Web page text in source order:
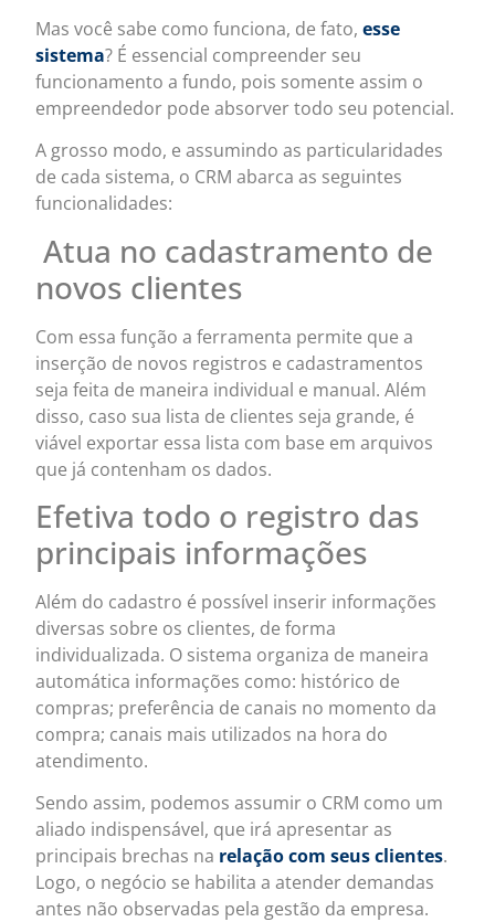
Mas você sabe como funciona, de fato,esse
sistema? É essencial compreender seu
funcionamento a fundo, pois somente assim o
empreendedor pode absorver todo seu potencial.
A grosso modo, e assumindo as particularidades
de cada sistema, o CRM abarca as seguintes
funcionalidades:
Atua no cadastramento de
novos clientes
Com essa função a ferramenta permite que a
inserção de novos registros e cadastramentos
seja feita de maneira individual e manual. Além
disso, caso sua lista de clientes seja grande, é
viável exportar essa lista com base em arquivos
que já contenham os dados.
Efetiva todo o registro das
principais informações
Além do cadastro é possível inserir informações
diversas sobre os clientes, de forma
individualizada. O sistema organiza de maneira
automática informações como: histórico de
compras; preferência de canais no momento da
compra; canais mais utilizados na hora do
atendimento.
Sendo assim, podemos assumir o CRM como um
aliado indispensável, que irá apresentar as
principais brechas na relação com seus clientes.
Logo, o negócio se habilita a atender demandas
antes não observadas pela gestão da empresa.